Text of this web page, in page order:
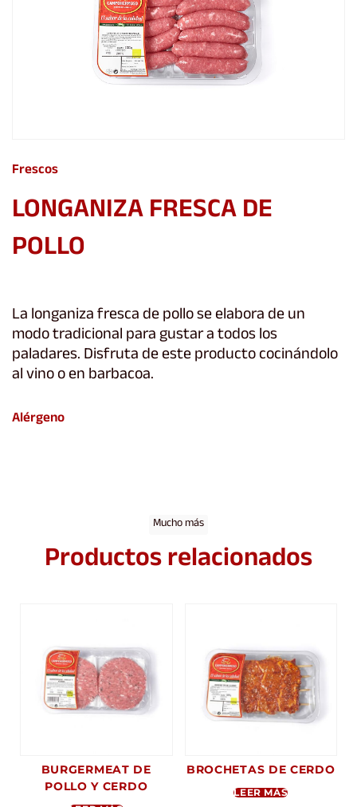
Frescos
LONGANIZA FRESCA DE
POLLO
La longaniza fresca de pollo se elabora de un
modo tradicional para gustar a todos los
paladares. Disfruta de este producto cocinándolo
al vino o en barbacoa.
Alérgeno
Mucho más
Productos relacionados
BURGERMEAT DE
POLLO Y CERDO
BROCHETAS DE CERDO
LEER MÁS